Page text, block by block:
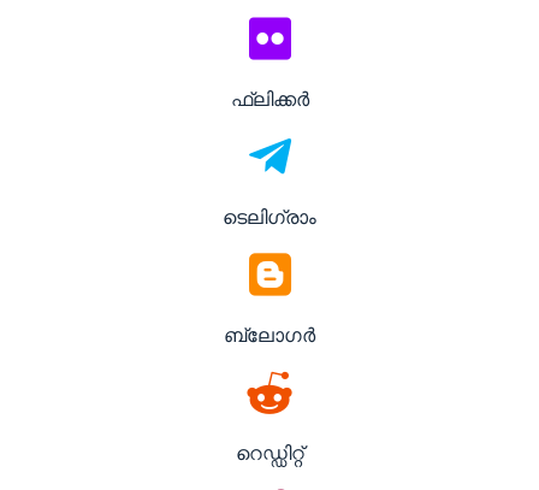
ഫ്ലിക്കർ
ടെലിഗ്രാം
ബ്ലോഗർ
റെഡ്ഡിറ്റ്